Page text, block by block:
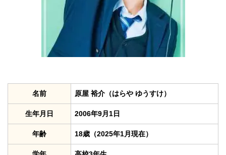
名前 原屋 裕介（はらや ゆうすけ）
生年月日 2006年9月1日
年齢 18歳（2025年1月現在）